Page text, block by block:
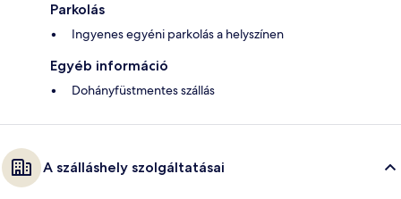
Parkolás
Ingyenes egyéni parkolás a helyszínen
Egyéb információ
Dohányfüstmentes szállás
A szálláshely szolgáltatásai